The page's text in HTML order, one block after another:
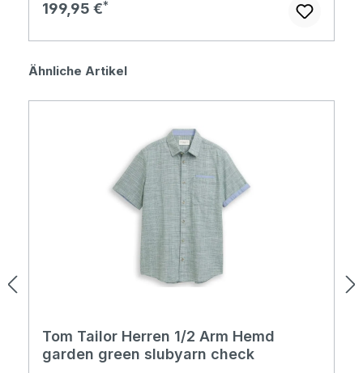
Regulärer Preis:
199,95 €
Produktgalerie überspringen
Ähnliche Artikel
Tom Tailor Herren 1/2 Arm Hemd
garden green slubyarn check